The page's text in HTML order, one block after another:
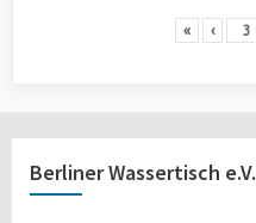
« ‹
Berliner Wassertisch e.V.